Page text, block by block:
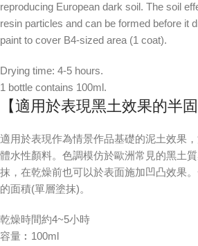
reproducing European dark soil. The soil
resin particles and can be formed before it
paint to cover B4-sized area (1 coat).
Drying time: 4-5 hours.
1 bottle contains 100ml.
【適用於表現黑土效果的半
適用於表現作為情景作品基礎的泥土效果
體水性顏料。色調模仿於歐洲常見的黑土
抹，在乾燥前也可以於表面施加凹凸效果
的面積(單層塗抹)。
乾燥時間約4~5小時
容量︰100ml